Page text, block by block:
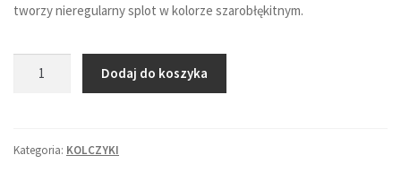
tworzy nieregularny splot w kolorze szarobłękitnym.
-
Dodaj do koszyka
Kategoria: KOLCZYKI